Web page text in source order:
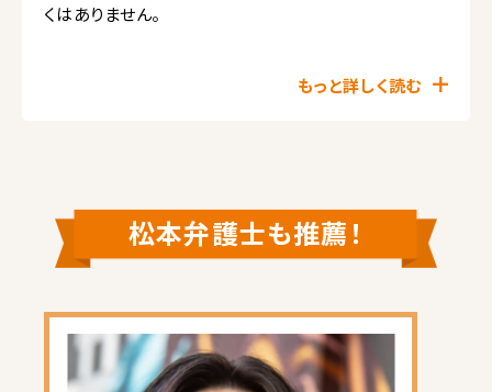
くはありません。
もっと詳しく読む
松本弁護士も推薦！